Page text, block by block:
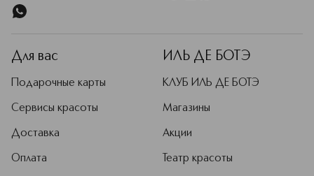
Для вас
Подарочные карты
Сервисы красоты
Доставка
Оплата
ИЛЬ ДЕ БОТЭ
КЛУБ ИЛЬ ДЕ БОТЭ
Магазины
Акции
Театр красоты